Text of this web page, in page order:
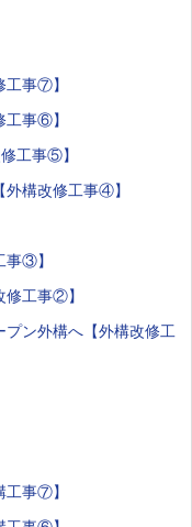
工事⑦】
工事⑥】
工事⑤】
構改修工事④】
事③】
修工事②】
ン外構へ【外構改修工
工事⑦】